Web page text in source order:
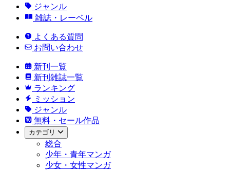
ジャンル
雑誌・レーベル
よくある質問
お問い合わせ
新刊一覧
新刊雑誌一覧
ランキング
ミッション
ジャンル
無料・セール作品
カテゴリ
総合
少年・青年マンガ
少女・女性マンガ